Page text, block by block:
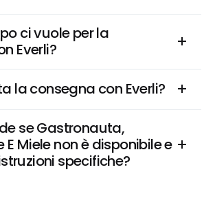
ci vuole per la
Everli?
la consegna con Everli?
se Gastronauta,
E Miele non è disponibile e
specifiche?